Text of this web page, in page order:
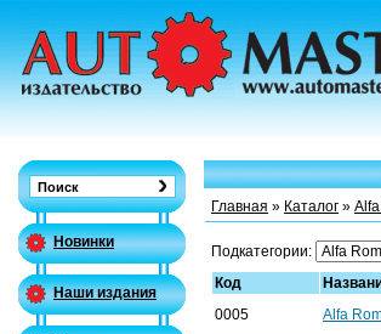
Новинки
Наши издания
Главная » Каталог »
Подкатегории:
Код
0005
Alfa